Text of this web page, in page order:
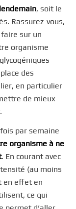
, soit le
Rassurez-vous,
sur un
organisme
des
en particulier
de mieux
par semaine
organisme à ne
. En courant avec
(au moins
en effet en
ce qui